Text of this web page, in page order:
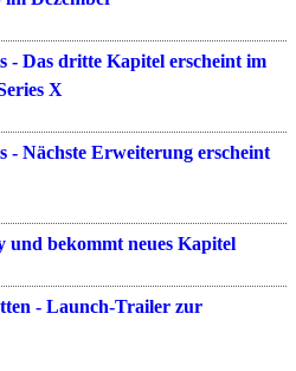
- Das dritte Kapitel erscheint im
X
- Nächste Erweiterung erscheint
und bekommt neues Kapitel
- Launch-Trailer zur